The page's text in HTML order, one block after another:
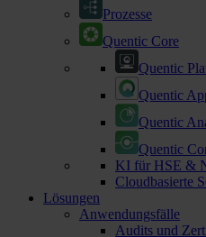
Prozesse
Quentic Core
Quentic
Quentic
Quentic
Quentic
KI für HSE &
Cloudbasierte
Lösungen
Anwendungsfälle
Audits und